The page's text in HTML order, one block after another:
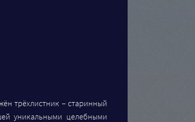
трёхлистник – старинный
уникальными целебными